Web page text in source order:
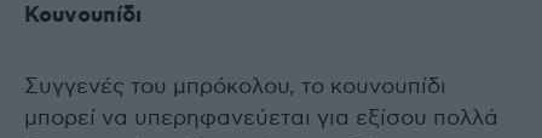
Κουνουπίδι
Συγγενές του μπρόκολου, το κουνουπίδι
μπορεί να υπερηφανεύεται για εξίσου πολλά